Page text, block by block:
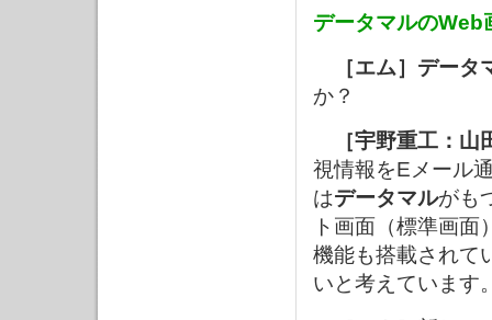
データマルのWeb
［エム］ データ
か？
［宇野重工：山
視情報をEメール
はデータマルがも
ト画面（標準画
機能も搭載されて
いと考えています